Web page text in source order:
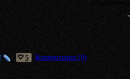
5 Комментарии (0)